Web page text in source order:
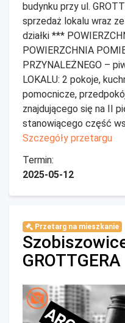
budynku przy ul.
sprzedaż lokalu wraz
działki ***
POWIERZCHNIA
PRZYNALEŻNEGO –
LOKALU: 2 pokoje,
pomocnicze,
znajdującego się na II
stanowiącego część
Szczegóły przetargu
Termin:
2025-05-12
Przetarg na mieszkanie
GROTTGERA